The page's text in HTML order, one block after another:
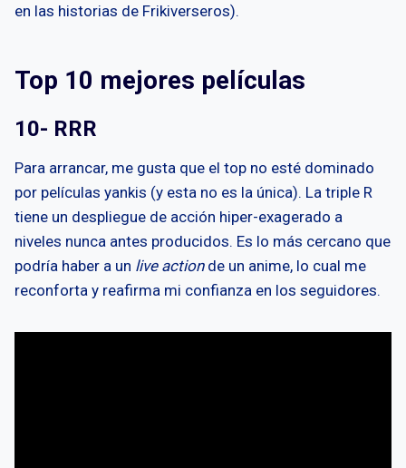
en las historias de Frikiverseros).
Top 10 mejores películas
10- RRR
Para arrancar, me gusta que el top no esté dominado
por películas yankis (y esta no es la única). La triple R
tiene un despliegue de acción hiper-exagerado a
niveles nunca antes producidos. Es lo más cercano que
podría haber a un live actionde un anime, lo cual me
reconforta y reafirma mi confianza en los seguidores.